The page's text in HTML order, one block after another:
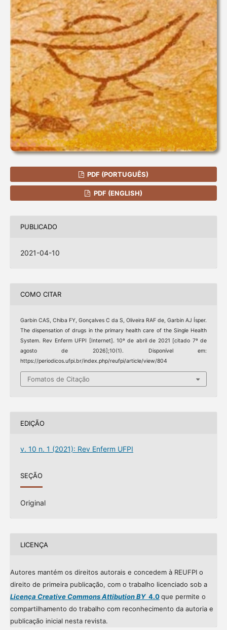
PDF (PORTUGUÊS)
PDF (ENGLISH)
PUBLICADO
2021-04-10
COMO CITAR
Garbin CAS, Chiba FY, Gonçalves C da S, Oliveira RAF de, Garbin AJ Ísper.
The dispensation of drugs in the primary health care of the Single Health
System. Rev Enferm UFPI [Internet]. 10º de abril de 2021 [citado 7º de
agosto de 2026];10(1). Disponível em:
https://periodicos.ufpi.br/index.php/reufpi/article/view/804
Fomatos de Citação
EDIÇÃO
v. 10 n. 1 (2021): Rev Enferm UFPI
SEÇÃO
Original
LICENÇA
Autores mantém os direitos autorais e concedem à REUFPI o
direito de primeira publicação, com o trabalho licenciado sob a
Licença Creative Commons Attibution BY4.0que permite o
compartilhamento do trabalho com reconhecimento da autoria e
publicação inicial nesta revista.